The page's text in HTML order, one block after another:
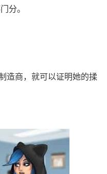
分。
造商，就可以证明她的揉